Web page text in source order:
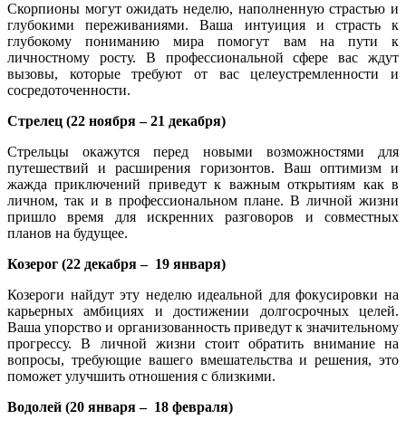
Скорпионы могут ожидать неделю, наполненную страстью и
глубокими переживаниями. Ваша интуиция и страсть к
глубокому пониманию мира помогут вам на пути к
личностному росту. В профессиональной сфере вас ждут
вызовы, которые требуют от вас целеустремленности и
сосредоточенности.
Стрелец (22 ноября–21 декабря)
Стрельцы окажутся перед новыми возможностями для
путешествий и расширения горизонтов. Ваш оптимизм и
жажда приключений приведут к важным открытиям как в
личном, так и в профессиональном плане. В личной жизни
пришло время для искренних разговоров и совместных
планов на будущее.
Козерог (22 декабря–19 января)
Козероги найдут эту неделю идеальной для фокусировки на
карьерных амбициях и достижении долгосрочных целей.
Ваша упорство и организованность приведут к значительному
прогрессу. В личной жизни стоит обратить внимание на
вопросы, требующие вашего вмешательства и решения, это
поможет улучшить отношения с близкими.
Водолей (20 января–18 февраля)